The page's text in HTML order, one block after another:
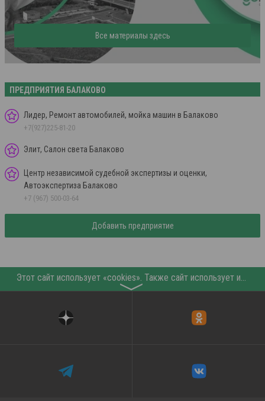
Все материалы здесь
ПРЕДПРИЯТИЯ БАЛАКОВО
Лидер, Ремонт автомобилей, мойка машин в Балаково
+7(927)225-81-20
Элит, Салон света Балаково
Центр независимой судебной экспертизы и оценки,
Автоэкспертиза Балаково
+7 (967) 500-03-64
Добавить предприятие
〉